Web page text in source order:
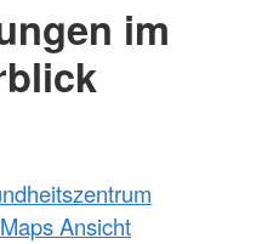
im
Ansicht